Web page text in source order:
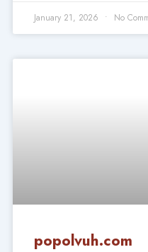
January 21, 2026 No
popolvuh.com